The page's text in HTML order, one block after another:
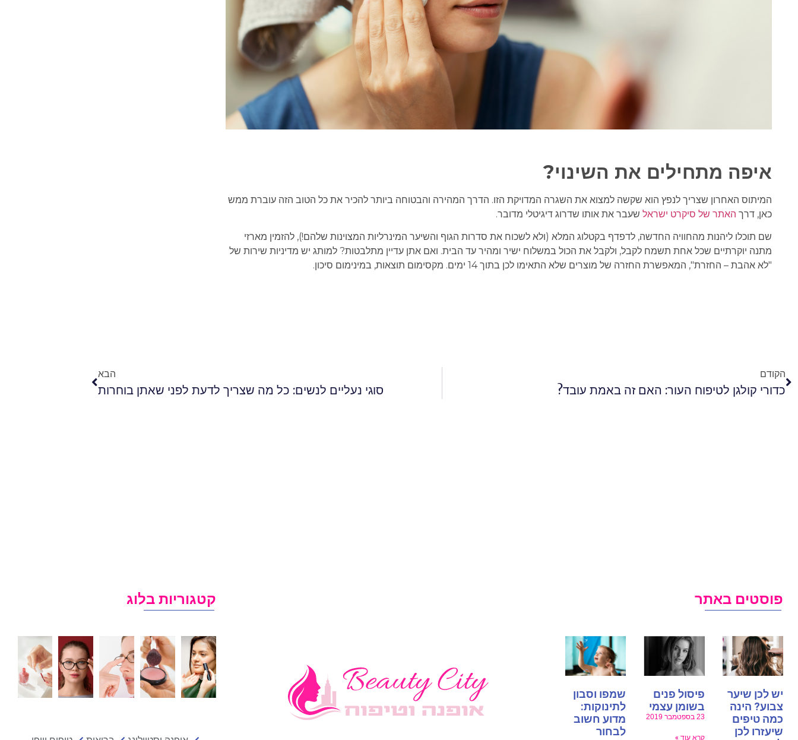
איפה מתחילים את השינוי?
המיתוס האחרון שצריך לנפץ הוא שקשה למצוא את השגרה המדויקת הזו. הדרך המהירה והבטוחה ביותר להכיר את כל הטוב הזה עוברת ממש
כאן, דרך האתר של סיקרט ישראל שעבר את אותו שדרוג דיגיטלי מדובר.
שם תוכלו ליהנות מהחוויה החדשה, לדפדף בקטלוג המלא (ולא לשכוח את סדרות הגוף והשיער המינרליות המצוינות שלהם!), להזמין מארזי
מתנה יוקרתיים שכל אחת תשמח לקבל, ולקבל את הכול במשלוח ישיר ומהיר עד הבית. ואם אתן עדיין מתלבטות? למותג יש מדיניות שירות של
"לא אהבת – החזרת", המאפשרת החזרה של מוצרים שלא התאימו לכן בתוך 14 ימים. מקסימום תוצאות, במינימום סיכון.
הקודם
כדורי קולגן לטיפוח העור: האם זה באמת עובד?
הבא
סוגי נעליים לנשים: כל מה שצריך לדעת לפני שאתן בוחרות
פוסטים באתר
יש לכן שיער
צבוע? הינה
כמה טיפים
שיעזרו לכן
פיסול פנים
בשומן עצמי
23 בספטמבר 2019
קרא עוד »
שמפו וסבון
לתינוקות:
מדוע חשוב
לבחור
קטגוריות בלוג